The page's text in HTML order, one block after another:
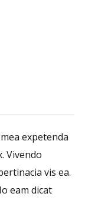
expetenda
Vivendo
vis ea.
eam dicat